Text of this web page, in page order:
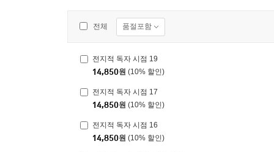
전체 품절포함
전지적 독자 시점 19
14,850원 (10% 할인)
전지적 독자 시점 17
14,850원 (10% 할인)
전지적 독자 시점 16
14,850원 (10% 할인)